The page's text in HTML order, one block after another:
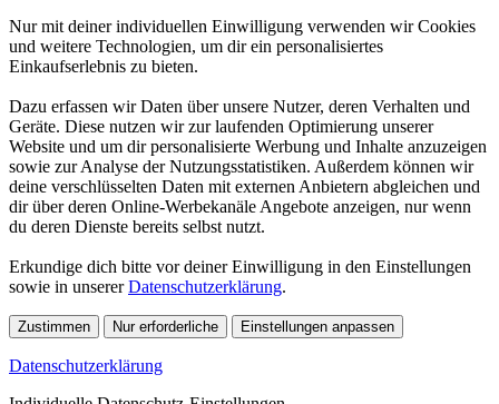
Nur mit deiner individuellen Einwilligung verwenden wir Cookies
und weitere Technologien, um dir ein personalisiertes
Einkaufserlebnis zu bieten.
Dazu erfassen wir Daten über unsere Nutzer, deren Verhalten und
Geräte. Diese nutzen wir zur laufenden Optimierung unserer
Website und um dir personalisierte Werbung und Inhalte anzuzeigen
sowie zur Analyse der Nutzungsstatistiken. Außerdem können wir
deine verschlüsselten Daten mit externen Anbietern abgleichen und
dir über deren Online-Werbekanäle Angebote anzeigen, nur wenn
du deren Dienste bereits selbst nutzt.
Erkundige dich bitte vor deiner Einwilligung in den Einstellungen
sowie in unsererDatenschutzerklärung.
Zustimmen Nur erforderliche Einstellungen anpassen
Datenschutzerklärung